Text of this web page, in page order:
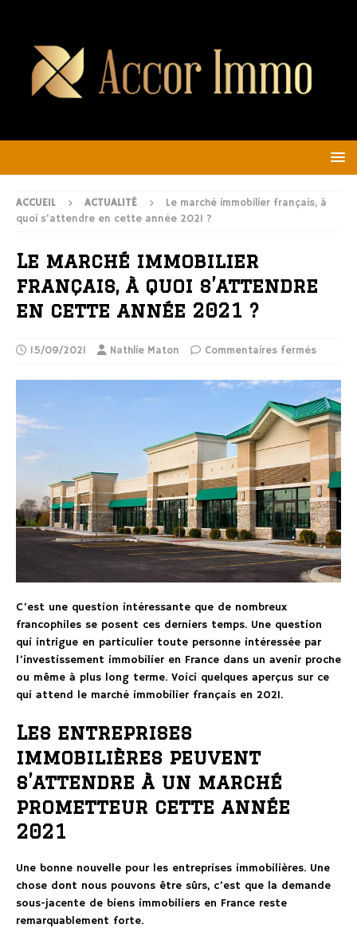
ACCUEIL ACTUALITÉ
Le marché immobilier français, à
quoi s’attendre en cette année 2021 ?
Le marché immobilier
français, à quoi s’attendre
en cette année 2021 ?
15/09/2021 Nathlie Maton Commentaires fermés
C’est une question intéressante que de nombreux
francophiles se posent ces derniers temps. Une question
qui intrigue en particulier toute personne intéressée par
l’investissement immobilier en France dans un avenir proche
ou même à plus long terme. Voici quelques aperçus sur ce
qui attend le marché immobilier français en 2021.
Les entreprises
immobilières peuvent
s’attendre à un marché
prometteur cette année
2021
Une bonne nouvelle pour les entreprises immobilières. Une
chose dont nous pouvons être sûrs, c’est que la demande
sous-jacente de biens immobiliers en France reste
remarquablement forte.